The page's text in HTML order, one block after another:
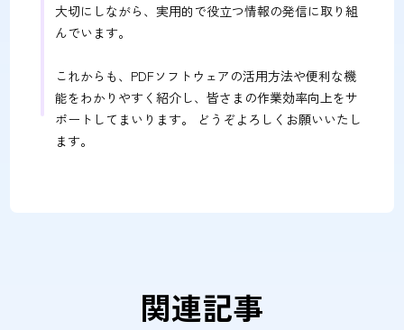
大切にしながら、実用的で役立つ情報の発信に取り組
んでいます。
これからも、PDFソフトウェアの活用方法や便利な機
能をわかりやすく紹介し、皆さまの作業効率向上をサ
ポートしてまいります。 どうぞよろしくお願いいたし
ます。
関連記事